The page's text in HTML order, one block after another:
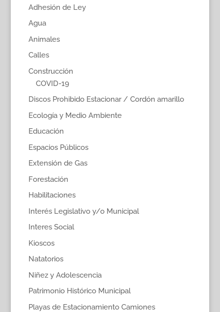
Adhesión de Ley
Agua
Animales
Calles
Construcción
COVID-19
Discos Prohibido Estacionar / Cordón amarillo
Ecología y Medio Ambiente
Educación
Espacios Públicos
Extensión de Gas
Forestación
Habilitaciones
Interés Legislativo y/o Municipal
Interes Social
Kioscos
Natatorios
Niñez y Adolescencia
Patrimonio Histórico Municipal
Playas de Estacionamiento Camiones